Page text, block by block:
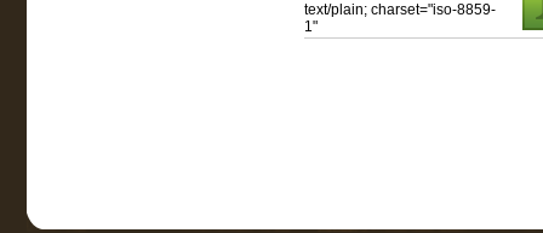
text/plain; charset="iso-8859-
1"